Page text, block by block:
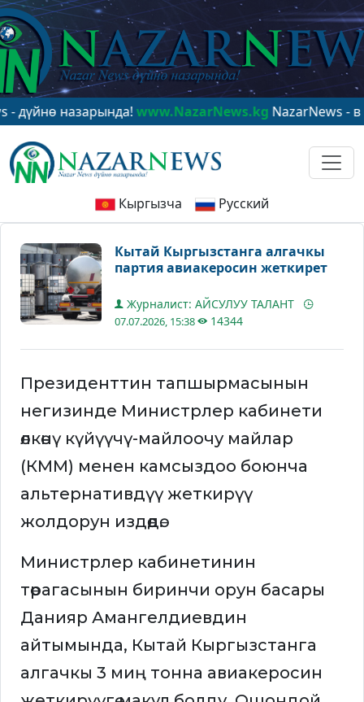
назарында!www.NazarNews.kgNazarNews - в
Кыргызча Русский
Кытай Кыргызстанга алгачкы
партия авиакеросин жеткирет
Журналист: АЙСУЛУУ ТАЛАНТ
07.07.2026, 15:38 14344
Президенттин тапшырмасынын
негизинде Министрлер кабинети
өлкөнү күйүүчү-майлоочу майлар
(КММ) менен камсыздоо боюнча
альтернативдүү жеткирүү
жолдорун издөөдө.
Министрлер кабинетинин
төрагасынын биринчи орун басары
Данияр Амангелдиевдин
айтымында, Кытай Кыргызстанга
алгачкы 3 миң тонна авиакеросин